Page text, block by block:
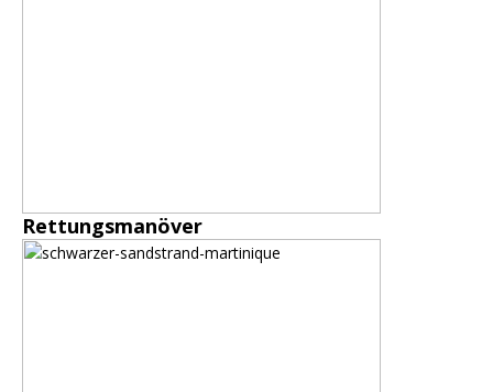
Rettungsmanöver